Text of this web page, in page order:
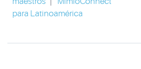
para Latinoamérica